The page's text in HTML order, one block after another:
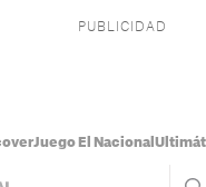
Juego El Nacional